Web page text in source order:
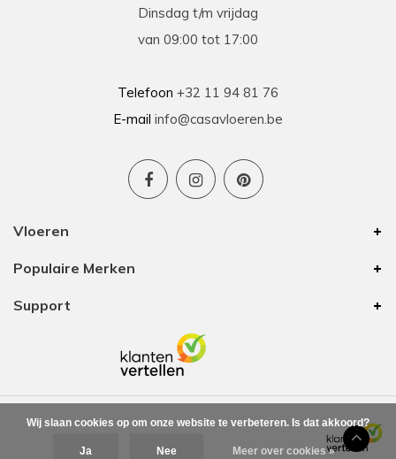
Dinsdag t/m vrijdag
van 09:00 tot 17:00
Telefoon +32 11 94 81 76
E-mail info@casavloeren.be
Vloeren
Populaire Merken
Support
Wij slaan cookies op om onze website te verbeteren. Is dat akkoord?
Ja Nee Meer over cookies »